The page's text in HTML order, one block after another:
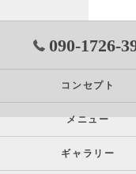
090-1726-
コンセプト
メニュー
ギャラリー